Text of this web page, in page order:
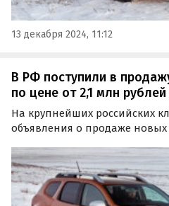
13 декабря 2024, 11:12
В РФ поступили в
по цене от 2,1 млн рублей
На крупнейших российских
объявления о продаже
которые сошли с конвейера в